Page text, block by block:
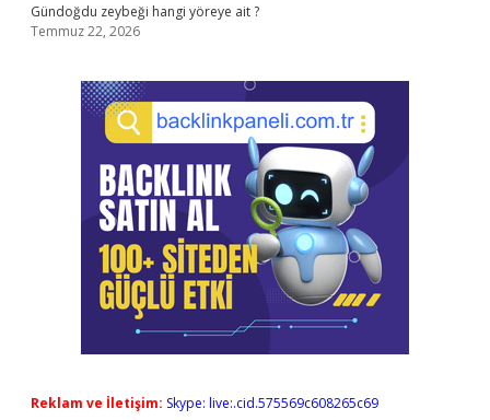
Gündoğdu zeybeği hangi yöreye ait ?
Temmuz 22, 2026
Reklam ve İletişim: Skype: live:.cid.575569c608265c69